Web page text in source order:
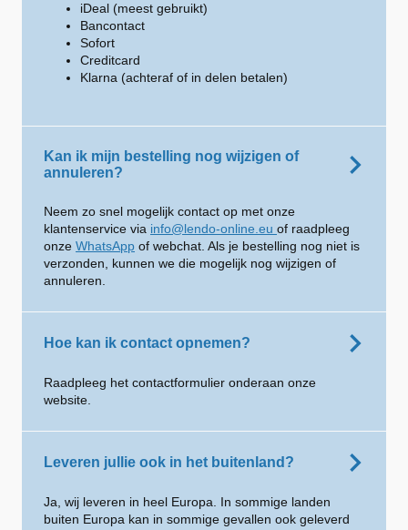
iDeal (meest gebruikt)
Bancontact
Sofort
Creditcard
Klarna (achteraf of in delen betalen)
Kan ik mijn bestelling nog wijzigen of
annuleren?
Neem zo snel mogelijk contact op met onze
klantenservice via info@lendo-online.eu of raadpleeg
onze WhatsApp of webchat. Als je bestelling nog niet is
verzonden, kunnen we die mogelijk nog wijzigen of
annuleren.
Hoe kan ik contact opnemen?
Raadpleeg het contactformulier onderaan onze
website.
Leveren jullie ook in het buitenland?
Ja, wij leveren in heel Europa. In sommige landen
buiten Europa kan in sommige gevallen ook geleverd